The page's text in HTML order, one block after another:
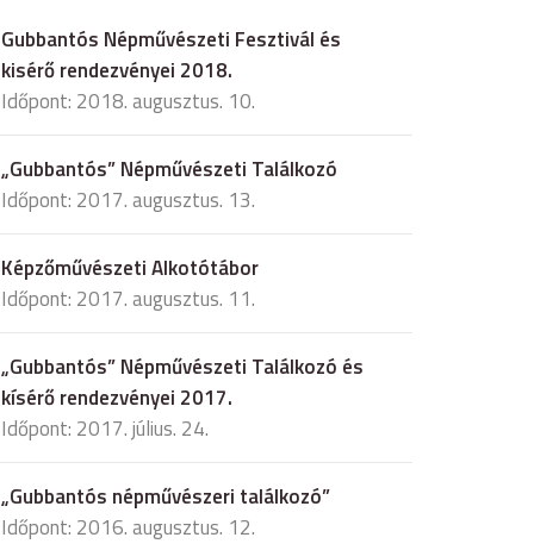
Gubbantós Népművészeti Fesztivál és
kisérő rendezvényei 2018.
Időpont: 2018. augusztus. 10.
„Gubbantós” Népművészeti Találkozó
Időpont: 2017. augusztus. 13.
Képzőművészeti Alkotótábor
Időpont: 2017. augusztus. 11.
„Gubbantós” Népművészeti Találkozó és
kísérő rendezvényei 2017.
Időpont: 2017. július. 24.
„Gubbantós népművészeri találkozó”
Időpont: 2016. augusztus. 12.